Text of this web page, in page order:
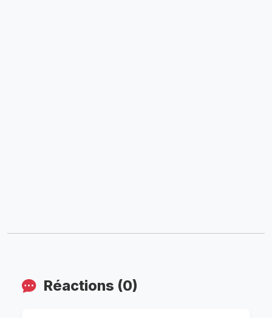
Réactions (0)